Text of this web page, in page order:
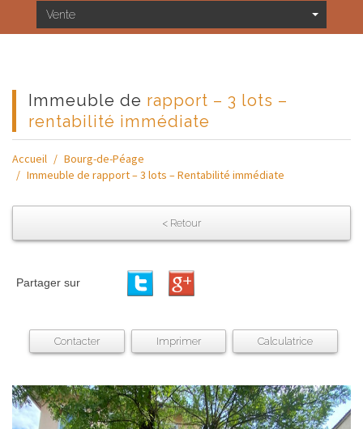
Vente
immeuble de rapport – 3 lots –
rentabilité immédiate
Accueil
Bourg-de-Péage
Immeuble de rapport – 3 lots – Rentabilité immédiate
< Retour
Partager sur
Contacter Imprimer Calculatrice